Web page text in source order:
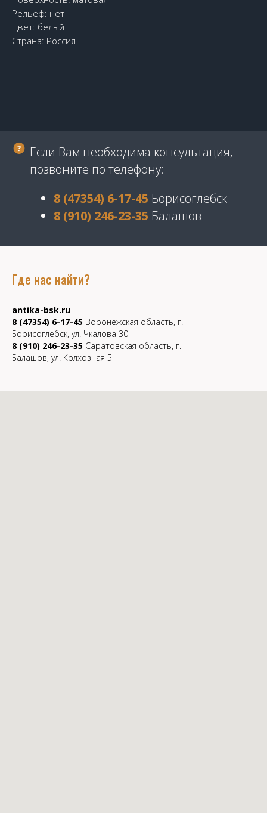
Рельеф: нет
Цвет: белый
Страна: Россия
Если Вам необходима консультация,
позвоните по телефону:
8 (47354) 6-17-45 Борисоглебск
8 (910) 246-23-35 Балашов
Где нас найти?
antika-bsk.ru
8 (47354) 6-17-45 Воронежская область, г.
Борисоглебск, ул. Чкалова 30
8 (910) 246-23-35 Саратовская область, г.
Балашов, ул. Колхозная 5